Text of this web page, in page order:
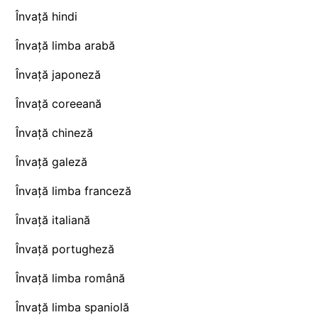
Învață hindi
Învață limba arabă
Învață japoneză
Învață coreeană
Învață chineză
Învață galeză
Învață limba franceză
Învață italiană
Învață portugheză
Învață limba română
Învață limba spaniolă